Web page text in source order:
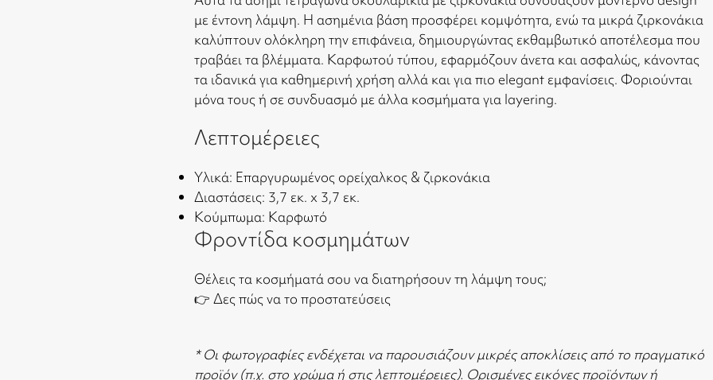
με έντονη λάμψη. Η ασημένια βάση προσφέρει κομψότητα, ενώ τα μικρά ζιρκονάκια
καλύπτουν ολόκληρη την επιφάνεια, δημιουργώντας εκθαμβωτικό αποτέλεσμα που
τραβάει τα βλέμματα. Καρφωτού τύπου, εφαρμόζουν άνετα και ασφαλώς, κάνοντας
τα ιδανικά για καθημερινή χρήση αλλά και για πιο elegant εμφανίσεις. Φοριούνται
μόνα τους ή σε συνδυασμό με άλλα κοσμήματα για layering.
Λεπτομέρειες
Υλικά: Επαργυρωμένος ορείχαλκος & ζιρκονάκια
Διαστάσεις: 3,7 εκ. x 3,7 εκ.
Κούμπωμα: Καρφωτό
Φροντίδα κοσμημάτων
Θέλεις τα κοσμήματά σου να διατηρήσουν τη λάμψη τους;
👉 Δες πώς να το προστατεύσεις
* Οι φωτογραφίες ενδέχεται να παρουσιάζουν μικρές αποκλίσεις από το πραγματικό
προϊόν (π.χ. στο χρώμα ή στις λεπτομέρειες). Ορισμένες εικόνες προϊόντων ή